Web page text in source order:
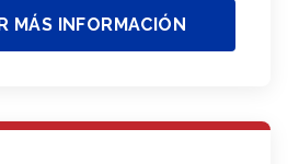
MÁS INFORMACIÓN